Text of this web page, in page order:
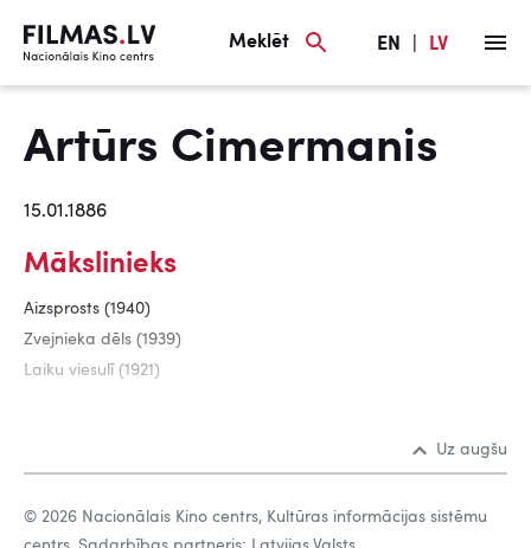
Meklēt EN LV
Artūrs Cimermanis
15.01.1886
Mākslinieks
Aizsprosts (1940)
Zvejnieka dēls (1939)
Laiku viesulī (1921)
Uz augšu
© 2026 Nacionālais Kino centrs, Kultūras informācijas sistēmu